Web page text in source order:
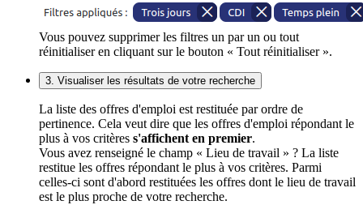
Vous pouvez supprimer les filtres un par un ou tout
réinitialiser en cliquant sur le bouton « Tout réinitialiser ».
3. Visualiser les résultats de votre recherche
La liste des offres d'emploi est restituée par ordre de
pertinence. Cela veut dire que les offres d'emploi répondant le
plus à vos critères s'affichent en premier.
Vous avez renseigné le champ « Lieu de travail » ? La liste
restitue les offres répondant le plus à vos critères. Parmi
celles-ci sont d'abord restituées les offres dont le lieu de travail
est le plus proche de votre recherche.